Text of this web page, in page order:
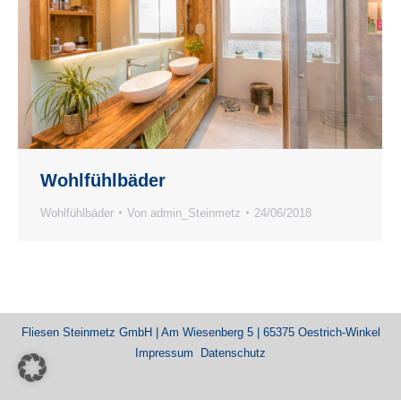
Wohlfühlbäder
Wohlfühlbäder Von admin_Steinmetz 24/06/2018
Fliesen Steinmetz GmbH | Am Wiesenberg 5 | 65375 Oestrich-Winkel
Impressum
Datenschutz